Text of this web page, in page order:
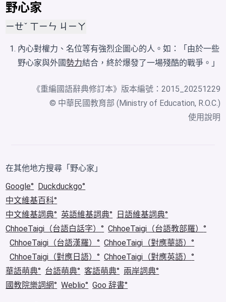
野心家
ㄧㄝˇ ㄒㄧㄣ ㄐㄧㄚ
內心對權力、名位等有強烈企圖心的人。如：「由於一些
野心家與外國勢力結合，終於爆發了一場殘酷的戰爭。」
《重編國語辭典修訂本》版本編號：2015_20251229
© 中華民國教育部 (Ministry of Education, R.O.C.)
使用說明
在其他地方搜尋「野心家」
Google
Duckduckgo
中文維基百科
中文維基詞典
英語維基詞典
日語維基詞典
ChhoeTaigi（台語白話字）
ChhoeTaigi（台語教部羅）
ChhoeTaigi（台語漢羅）
ChhoeTaigi（對應華語）
ChhoeTaigi（對應日語）
ChhoeTaigi（對應英語）
華語萌典
台語萌典 客語萌典
兩岸詞典
國教院樂詞網
Weblio Goo 辞書